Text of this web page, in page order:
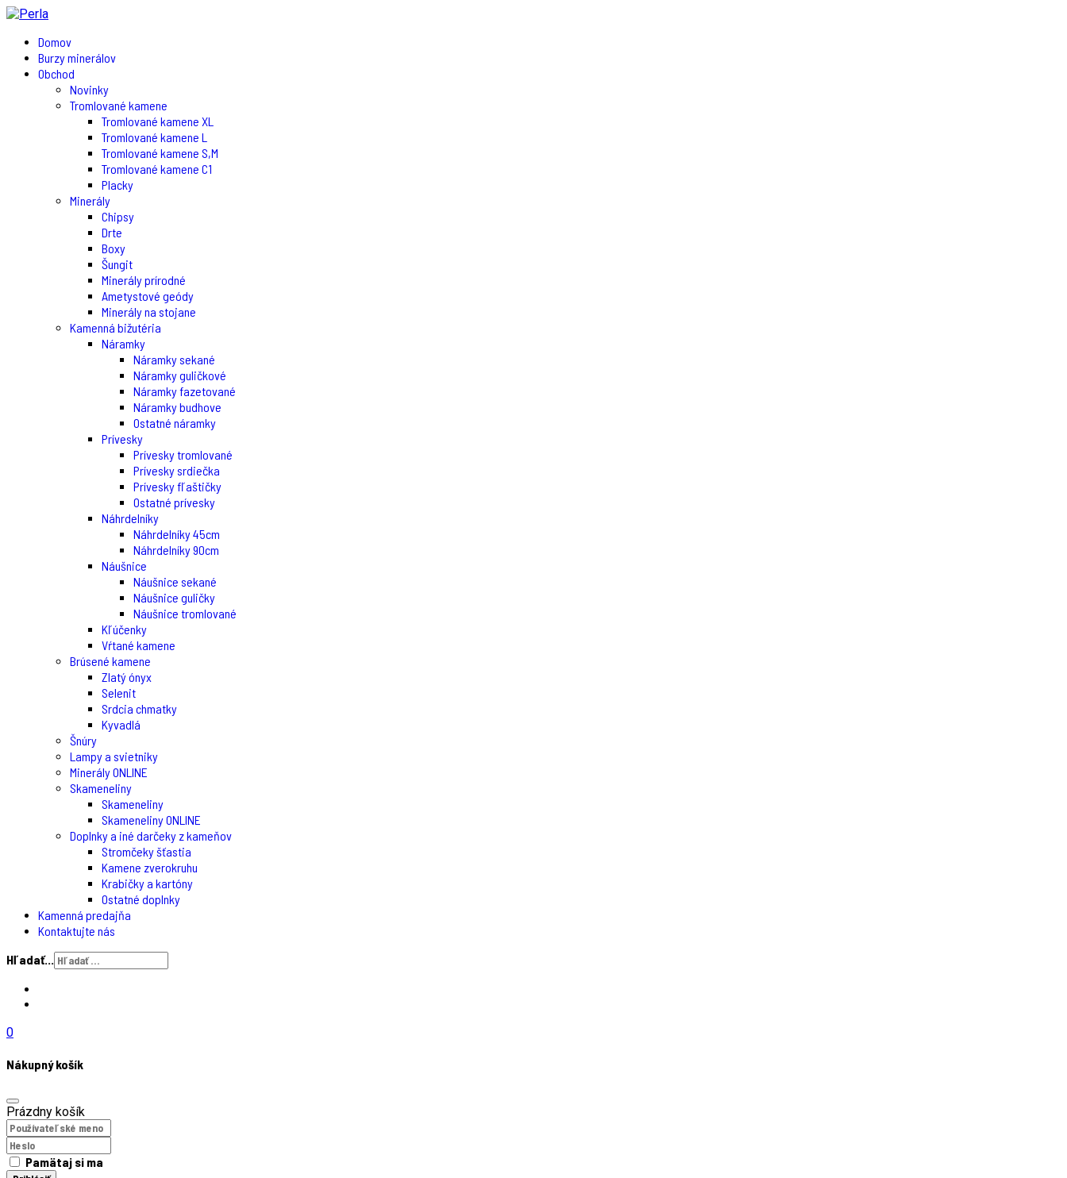
Domov
Burzy minerálov
Obchod
Novinky
Tromlované kamene
Tromlované kamene XL
Tromlované kamene L
Tromlované kamene S,M
Tromlované kamene C1
Placky
Minerály
Chipsy
Drte
Boxy
Šungit
Minerály prírodné
Ametystové geódy
Minerály na stojane
Kamenná bižutéria
Náramky
Náramky sekané
Náramky guličkové
Náramky fazetované
Náramky budhove
Ostatné náramky
Prívesky
Prívesky tromlované
Prívesky srdiečka
Prívesky fľaštičky
Ostatné prívesky
Náhrdelníky
Náhrdelníky 45cm
Náhrdelníky 90cm
Náušnice
Náušnice sekané
Náušnice guličky
Náušnice tromlované
Kľúčenky
Vŕtané kamene
Brúsené kamene
Zlatý ónyx
Selenit
Srdcia chmatky
Kyvadlá
Šnúry
Lampy a svietniky
Minerály ONLINE
Skameneliny
Skameneliny
Skameneliny ONLINE
Doplnky a iné darčeky z kameňov
Stromčeky šťastia
Kamene zverokruhu
Krabičky a kartóny
Ostatné doplnky
Kamenná predajňa
Kontaktujte nás
Hľadať...
0
Nákupný košík
Prázdny košík
Pamätaj si ma